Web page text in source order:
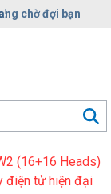
chờ đợi bạn
(16+16 Heads)
điện tử hiện đại